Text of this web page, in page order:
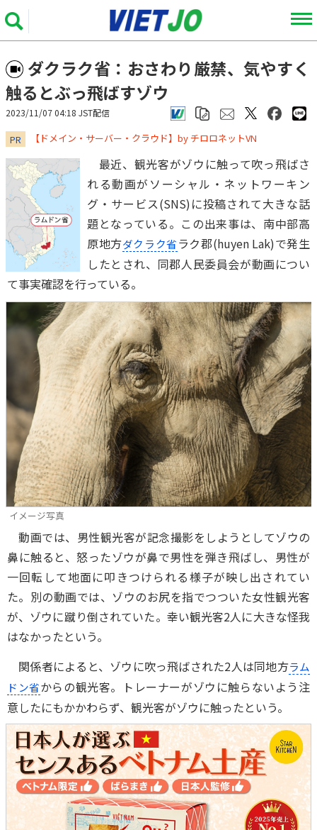
ダクラク省：おさわり厳禁、気やすく
触るとぶっ飛ばすゾウ
2023/11/07 04:18 JST配信
PR ​​​​​​​【ドメイン・サーバー・クラウド】by チロロネットVN
最近、観光客がゾウに触って吹っ飛ばさ
れる動画がソーシャル・ネットワーキン
グ・サービス(SNS)に投稿されて大きな話
題となっている。この出来事は、南中部高
原地方ダクラク省ラク郡(huyen Lak)で発生
したとされ、同郡人民委員会が動画につい
て事実確認を行っている。
イメージ写真
動画では、男性観光客が記念撮影をしようとしてゾウの
鼻に触ると、怒ったゾウが鼻で男性を弾き飛ばし、男性が
一回転して地面に叩きつけられる様子が映し出されてい
た。別の動画では、ゾウのお尻を指でつついた女性観光客
が、ゾウに蹴り倒されていた。幸い観光客2人に大きな怪我
はなかったという。
関係者によると、ゾウに吹っ飛ばされた2人は同地方ラム
ドン省からの観光客。トレーナーがゾウに触らないよう注
意したにもかかわらず、観光客がゾウに触ったという。